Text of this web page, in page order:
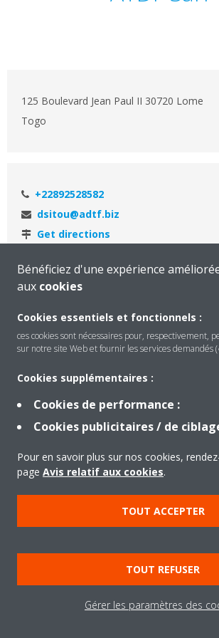
125 Boulevard Jean Paul II 30720 Lome
Togo
+22892528582
dsitou@adtf.biz
Get directions
Produits
Solutions
À propos de Daikin
Legal notice
Cookie notice Data privacy
Bénéficiez d'une expérience
aux cookies
Cookies essentiels et fonctionnels :
ces cookies sont nécessaires pour, respectivement,
sur notre site Web et fournir les services demandés
Cookies supplémentaires :
Cookies de performance :
Cookies publicitaires / de
Pour en savoir plus sur nos cookies,
page Avis relatif aux cookies.
TOUT ACCEPTER
TOUT REFUSER
Gérer les paramètres des